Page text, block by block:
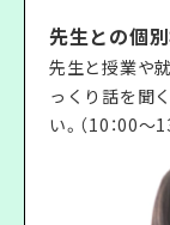
先生との個
先生と授業や
っくり話を聞
い。（10：00